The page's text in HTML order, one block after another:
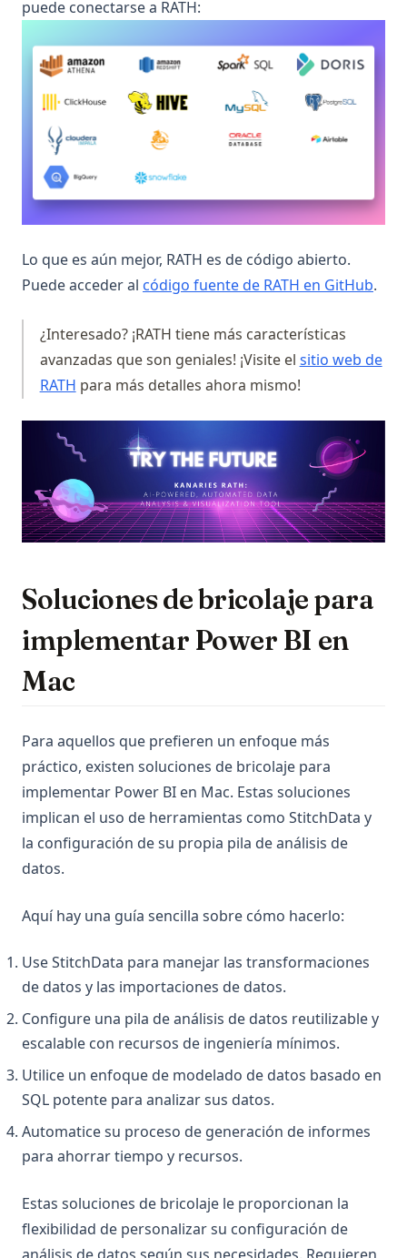
puede conectarse a RATH:
Lo que es aún mejor, RATH es de código abierto.
Puede acceder al código fuente de RATH en GitHub.
¿Interesado? ¡RATH tiene más características
avanzadas que son geniales! ¡Visite el sitio web de
RATH(opens in a new tab)
para más detalles ahora mismo!
Soluciones de bricolaje para
implementar Power BI en
Mac
Para aquellos que prefieren un enfoque más
práctico, existen soluciones de bricolaje para
implementar Power BI en Mac. Estas soluciones
implican el uso de herramientas como StitchData y
la configuración de su propia pila de análisis de
datos.
Aquí hay una guía sencilla sobre cómo hacerlo:
Use StitchData para manejar las transformaciones
de datos y las importaciones de datos.
Configure una pila de análisis de datos reutilizable y
escalable con recursos de ingeniería mínimos.
Utilice un enfoque de modelado de datos basado en
SQL potente para analizar sus datos.
Automatice su proceso de generación de informes
para ahorrar tiempo y recursos.
Estas soluciones de bricolaje le proporcionan la
flexibilidad de personalizar su configuración de